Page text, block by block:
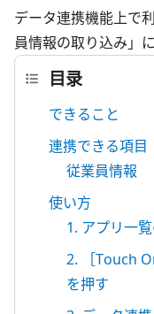
データ連携機能上で
員情報の取り込み」
目录
できること
連携できる項目
従業員情報
使い方
1. アプリ一
2. ［Touch
を押す